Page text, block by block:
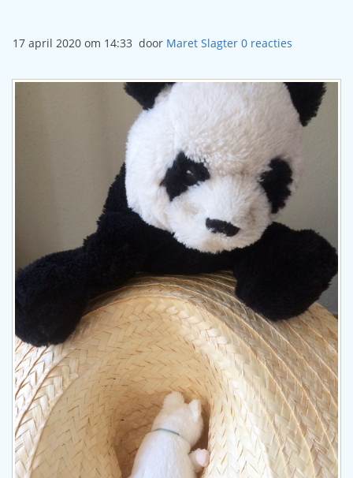
17 april 2020 om 14:33 door Maret Slagter 0 reacties